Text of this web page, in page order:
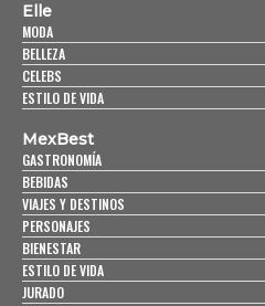
Elle
MODA
BELLEZA
CELEBS
ESTILO DE VIDA
MexBest
GASTRONOMÍA
BEBIDAS
VIAJES Y DESTINOS
PERSONAJES
BIENESTAR
ESTILO DE VIDA
JURADO